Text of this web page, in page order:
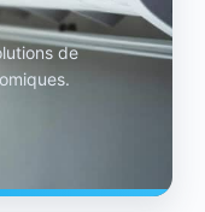
de